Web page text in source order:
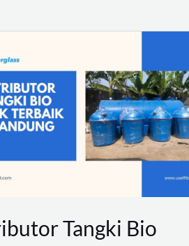
Tangki Bio